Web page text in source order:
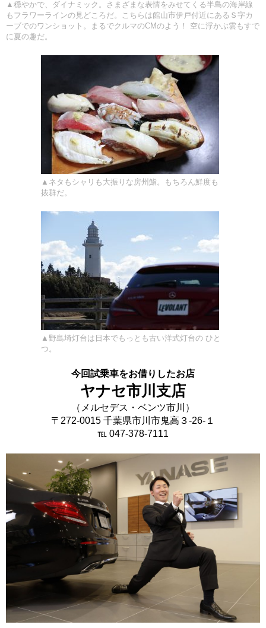
▲穏やかで、ダイナミック。さまざまな表情をみせてくる半島の海岸線
もフラワーラインの見どころだ。こちらは館山市伊戸付近にあるＳ字カ
ーブでのワンショット。まるでクルマのCMのよう！ 空に浮かぶ雲もすで
に夏の趣だ。
▲ネタもシャリも大振りな房州鮨。もちろん鮮度も
抜群だ。
▲野島埼灯台は日本でもっとも古い洋式灯台の ひと
つ。
今回試乗車をお借りしたお店
ヤナセ市川支店
（メルセデス・ベンツ市川）
〒272-0015 千葉県市川市鬼高３-26-１
℡ 047-378-7111